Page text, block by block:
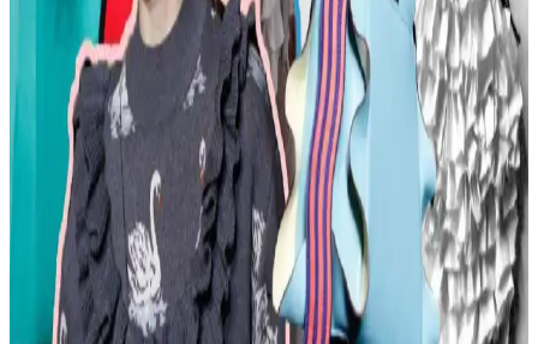
Kemer tokaları, kırsal ve şehir kültürlerinde farklı anlamlar taşır.
Kırsal bölgelerde başarı simgesi olan büyük tokalar, şehirlerde sade
ve uyumlu tasarımlarla tercih edilir. Stil ve özgüven belirleyicidir.
Moda Mikrotrendleri: Geçmişten Günümüze Sevilen
ve Hâlâ Tercih Edilen Parçalar
Moda mikrotrendleri genellikle kısa ömürlü olsa da bazı parçalar,
nostalji ve kişisel stil nedeniyle uzun yıllar tercih edilmeye devam
ediyor. Bu yazı, Reddit deneyimleriyle bu trendleri inceliyor.
Kavisli Vücut Tipleri İçin Doğru Kumaş ve
Kesimlerle Yapısal Moda Rehberi